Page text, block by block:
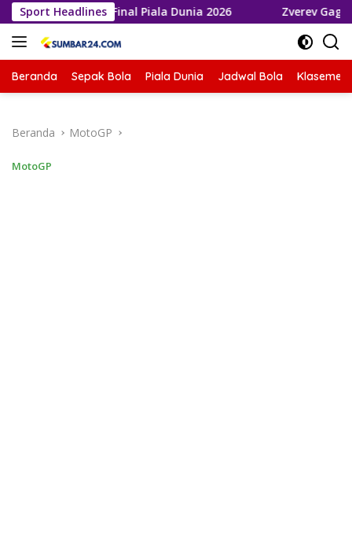
Langsung
ke
konten
Sport Headlines
ke Final Piala Dunia 2026 Zverev Gagal Juara di
Beranda Sepak Bola Piala Dunia Jadwal Bola Klasemen
Beranda MotoGP
MotoGP